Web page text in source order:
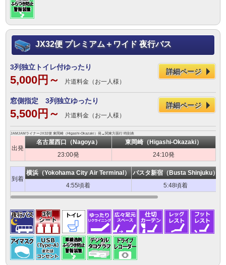
JX32便 プレミアム＋ワイド 夜行バス
3列独立トイレ付ゆったり
5,000円～ 片道料金（お一人様）
詳細ページ
窓側指定 3列独立ゆったり
5,500円～ 片道料金（お一人様）
詳細ページ
JAMJAMライナーJX32便 東岡崎（Higashi-Okazaki）発→関東方面行 時刻表
出発
名古屋西口（Nagoya）
東岡崎（Higashi-Okazaki）
23:00発
24:10発
到着
横浜（Yokohama City Air Terminal） バスタ新宿（Busta Shinjuku）
4:55頃着
5:48頃着